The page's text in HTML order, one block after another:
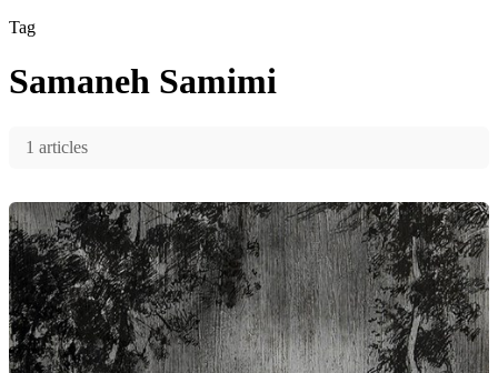
Tag
Samaneh Samimi
1 articles